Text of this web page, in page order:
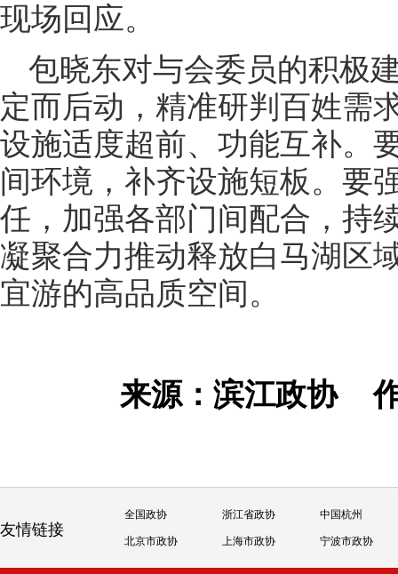
现场回应。
包晓东对与会委员的积极
定而后动，精准研判百姓需
设施适度超前、功能互补。
间环境，补齐设施短板。要
任，加强各部门间配合，持
凝聚合力推动释放白马湖区
宜游的高品质空间。
来源：滨江政协
友情链接
全国政协 浙江省政协 中国杭州
北京市政协 上海市政协 宁波市政协